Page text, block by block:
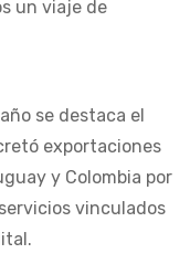
un viaje de
se destaca el
exportaciones
y Colombia por
vinculados